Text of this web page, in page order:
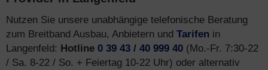
Nutzen Sie unsere unabhängige telefonische Beratung
zum Breitband Ausbau, Anbietern und Tarifen in
Langenfeld: Hotline 0 39 43 / 40 999 40 (Mo.-Fr. 7:30-22
/ Sa. 8-22 / So. + Feiertag 10-22 Uhr) oder alternativ